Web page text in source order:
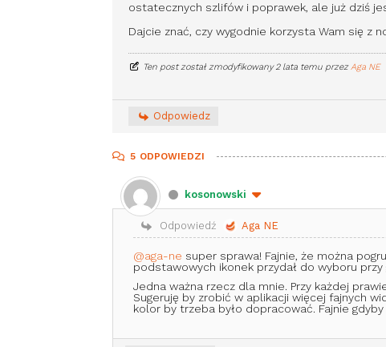
ostatecznych szlifów i poprawek, ale już dziś
Dajcie znać, czy wygodnie korzysta Wam się z
Ten post został zmodyfikowany 2 lata temu przezAga NE
Odpowiedz
5 ODPOWIEDZI
kosonowski
Odpowiedź Aga NE
@aga-ne super sprawa! Fajnie, że można
podstawowych ikonek przydał do wyboru przy
Jedna ważna rzecz dla mnie. Przy każdej
Sugeruję by zrobić w aplikacji więcej fajnych
kolor by trzeba było dopracować. Fajnie